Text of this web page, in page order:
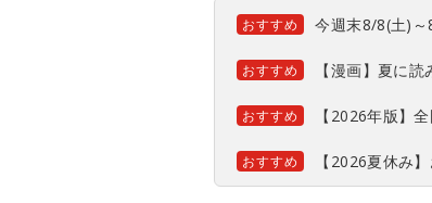
おすすめ 今週末8/8(土)
おすすめ 【漫画】夏に
おすすめ 【2026年版】
おすすめ 【2026夏休み